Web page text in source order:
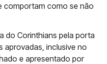
comportam como se não
do Corinthians pela porta
aprovadas, inclusive no
e apresentado por